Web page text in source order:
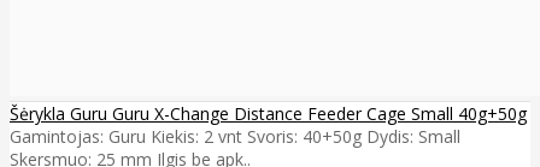
Šėrykla Guru Guru X-Change Distance Feeder Cage Small 40g+50g
Gamintojas: Guru Kiekis: 2 vnt Svoris: 40+50g Dydis: Small
Skersmuo: 25 mm Ilgis be apk..